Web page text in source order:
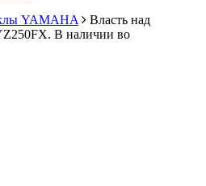
YAMAHA
Власть над
В наличии во